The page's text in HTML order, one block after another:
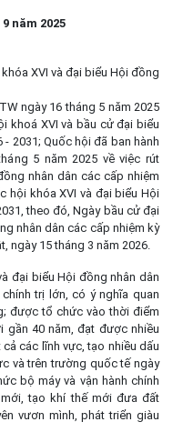
năm 2025
XVI và đại biểu Hội đồng
ngày 16 tháng 5 năm 2025
khoá XVI và bầu cử đại biểu
2031; Quốc hội đã ban hành
5 năm 2025 về việc rút
nhân dân các cấp nhiệm
hội khóa XVI và đại biểu Hội
theo đó, Ngày bầu cử đại
nhân dân các cấp nhiệm kỳ
ngày 15 tháng 3 năm 2026.
đại biểu Hội đồng nhân dân
trị lớn, có ý nghĩa quan
được tổ chức vào thời điểm
40 năm, đạt được nhiều
các lĩnh vực, tạo nhiều dấu
và trên trường quốc tế ngày
bộ máy và vận hành chính
tạo khí thế mới đưa đất
vươn mình, phát triển giàu